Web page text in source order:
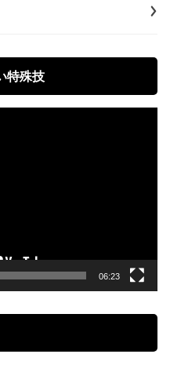
特殊技
06:23